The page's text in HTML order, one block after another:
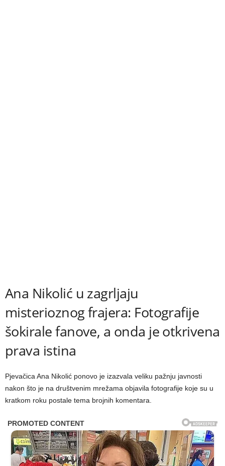
Ana Nikolić u zagrljaju
misterioznog frajera: Fotografije
šokirale fanove, a onda je otkrivena
prava istina
Pjevačica Ana Nikolić ponovo je izazvala veliku pažnju javnosti
nakon što je na društvenim mrežama objavila fotografije koje su u
kratkom roku postale tema brojnih komentara.